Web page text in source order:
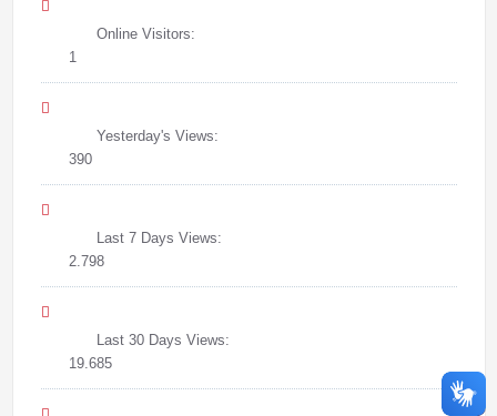
Online Visitors:
1
Yesterday's Views:
390
Last 7 Days Views:
2.798
Last 30 Days Views:
19.685